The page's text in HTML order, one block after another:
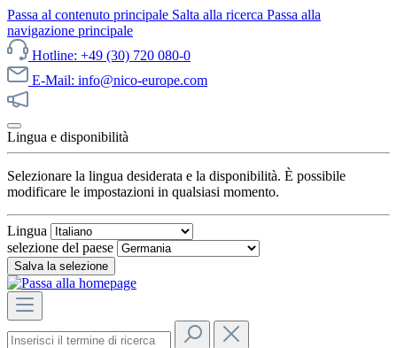
Passa al contenuto principale Salta alla ricerca Passa alla
navigazione principale
Hotline: +49 (30) 720 080-0
E-Mail: info@nico-europe.com
Lingua e disponibilità
Selezionare la lingua desiderata e la disponibilità. È possibile
modificare le impostazioni in qualsiasi momento.
Lingua
selezione del paese
Salva la selezione